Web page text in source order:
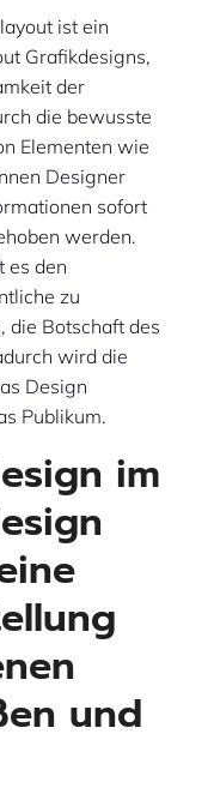
ist ein
Grafikdesigns,
der
die bewusste
Elementen wie
Designer
sofort
werden.
es den
zu
die Botschaft des
wird die
Design
Publikum.
im
und